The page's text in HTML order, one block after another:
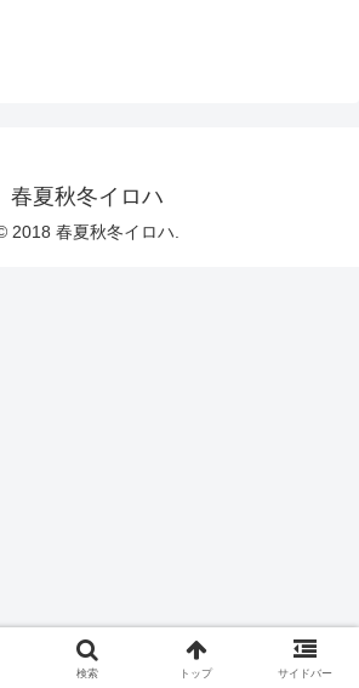
春夏秋冬イロハ
2018 春夏秋冬イロハ.
検索 トップ サイドバー